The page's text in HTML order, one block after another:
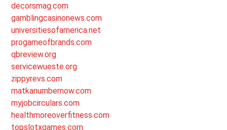
decorsmag.com
gamblingcasinonews.com
universitiesofamerica.net
progameofbrands.com
qbreview.org
servicewueste.org
zippyrevs.com
matkanumbernow.com
myjobcirculars.com
healthmoreoverfitness.com
topslotxgames.com